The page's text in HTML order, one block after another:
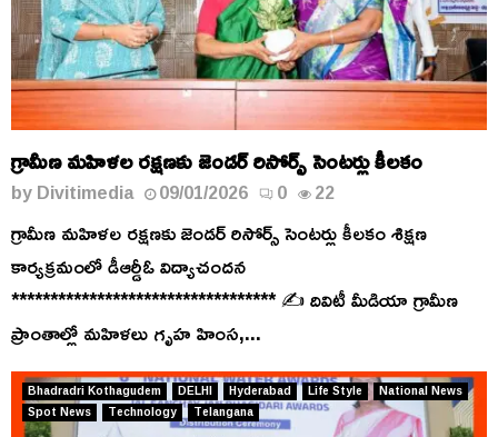
గ్రామీణ మహిళల రక్షణకు జెండర్ రిసోర్స్ సెంటర్లు కీలకం
byDivitimedia 09/01/2026 0 22
గ్రామీణ మహిళల రక్షణకు జెండర్ రిసోర్స్ సెంటర్లు కీలకం శిక్షణ
కార్యక్రమంలో డీఆర్డీఓ విద్యాచందన
********************************** ✍️ దివిటీ మీడియా గ్రామీణ
ప్రాంతాల్లో మహిళలు గృహ హింస,...
Bhadradri Kothagudem DELHI Hyderabad Life Style
National News
Spot News
Technology Telangana